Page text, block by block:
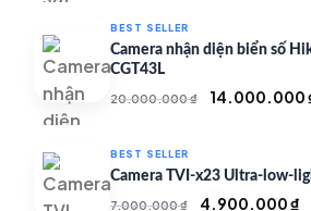
50.000.000
BEST SELLER
Camera nhận diện biển số
CGT43L
20.000.000₫
Giá
20.000.000
14.000.000
BEST SELLER
Camera TVI-x23 Ultra-low-
7.000.000₫
Giá
4.900.000₫